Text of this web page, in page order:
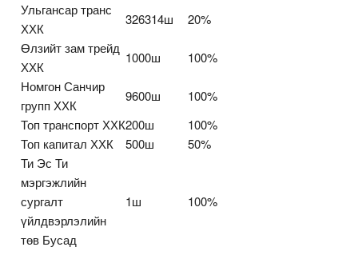
Ульгансар транс
ХХК
326314ш
20%
Өлзийт зам трейд
ХХК
1000ш
100%
Номгон Санчир
групп ХХК
9600ш
100%
Топ транспорт ХХК200ш
100%
Топ капитал ХХК
500ш
50%
Ти Эс Ти
мэргэжлийн
сургалт
үйлдвэрлэлийн
төв Бусад
1ш 100%